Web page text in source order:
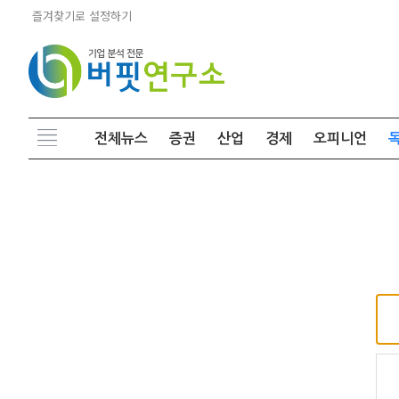
즐겨찾기로 설정하기
전체뉴스 증권 산업 경제 오피니언